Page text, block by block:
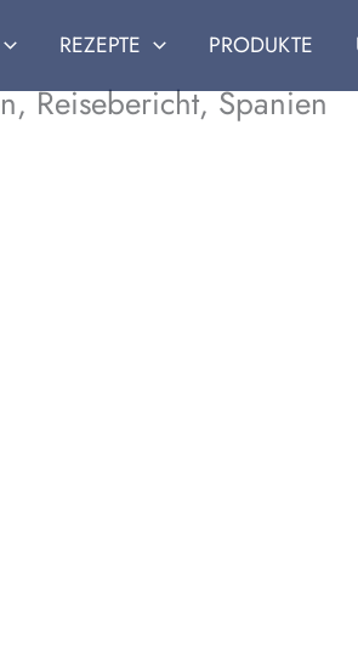
REZEPTE PRODUKTE
Reisebericht, Spanien